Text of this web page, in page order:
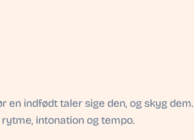
en indfødt taler sige den, og skyg dem.
intonation og tempo.